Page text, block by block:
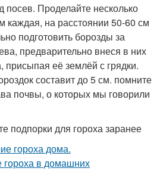
посев. Проделайте несколько
каждая, на расстоянии 50-60 см
подготовить борозды за
предварительно внеся в них
присыпая её землёй с грядки.
составит до 5 см. помните
почвы, о которых мы говорили
подпорки для гороха заранее